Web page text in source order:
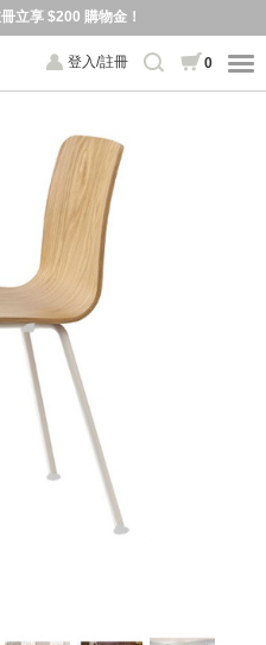
立享 $200 購物金！
登入/註冊 0